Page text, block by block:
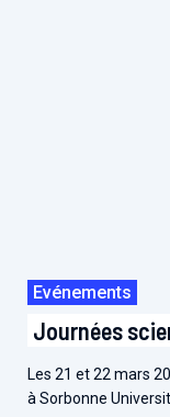
Evénements
Journées
Les 21 et 22 mars
à Sorbonne